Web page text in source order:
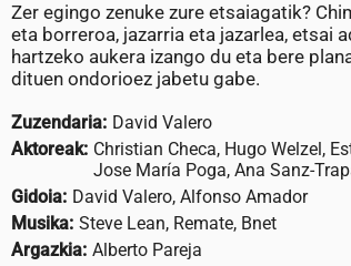
Zer egingo zenuke zure etsaiagatik?
eta borreroa, jazarria eta jazarlea, etsai
hartzeko aukera izango du eta bere
dituen ondorioez jabetu gabe.
Zuzendaria: David Valero
Aktoreak: Christian Checa, Hugo Welzel,
Jose María Poga, Ana Sanz-
Gidoia: David Valero, Alfonso Amador
Musika: Steve Lean, Remate, Bnet
Argazkia: Alberto Pareja